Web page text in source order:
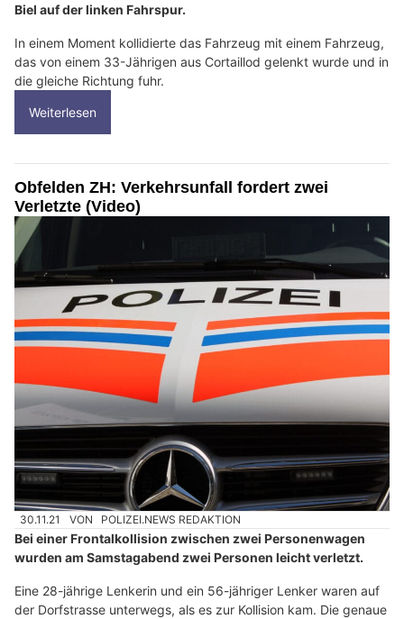
Biel auf der linken Fahrspur.
In einem Moment kollidierte das Fahrzeug mit einem Fahrzeug,
das von einem 33-Jährigen aus Cortaillod gelenkt wurde und in
die gleiche Richtung fuhr.
Weiterlesen
Obfelden ZH: Verkehrsunfall fordert zwei
Verletzte (Video)
30.11.21 VON POLIZEI.NEWS REDAKTION
Bei einer Frontalkollision zwischen zwei Personenwagen
wurden am Samstagabend zwei Personen leicht verletzt.
Eine 28-jährige Lenkerin und ein 56-jähriger Lenker waren auf
der Dorfstrasse unterwegs, als es zur Kollision kam. Die genaue